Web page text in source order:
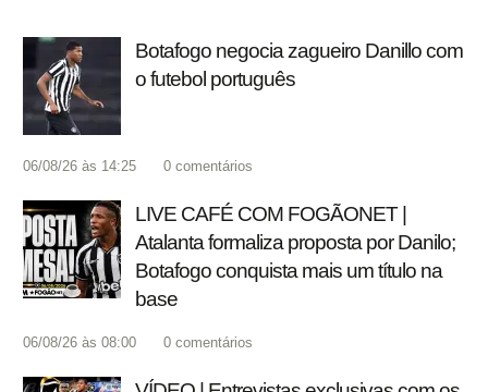
Botafogo negocia zagueiro Danillo com
o futebol português
06/08/26 às 14:25 0 comentários
LIVE CAFÉ COM FOGÃONET |
Atalanta formaliza proposta por Danilo;
Botafogo conquista mais um título na
base
06/08/26 às 08:00 0 comentários